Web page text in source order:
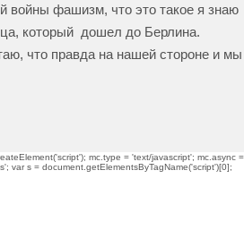
войны фашизм, что это такое я знаю
который дошел до Берлина.
что правда на нашей стороне и мы
mc.type = 'text/javascript'; mc.async
var s = document.getElementsByTagName('script')[0];